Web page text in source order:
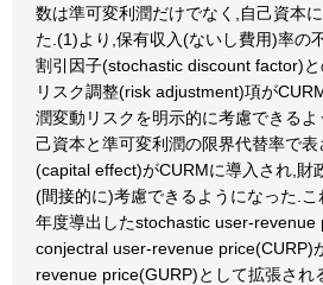
数は準可変利潤だけでなく,自己資本
た.(1)より,保有収入(ないし費用)率の
割引因子(stochastic discount factor)
リスク調整(risk adjustment)項が
潤変動リスクを明示的に考慮できる
己資本と準可変利潤の限界代替率で
(capital effect)がCURMに導入され,財
(間接的に)考慮できるようになった.
年度導出したstochastic user-revenue
conjectral user-revenue price(CURP)
revenue price(GURP)として拡張され